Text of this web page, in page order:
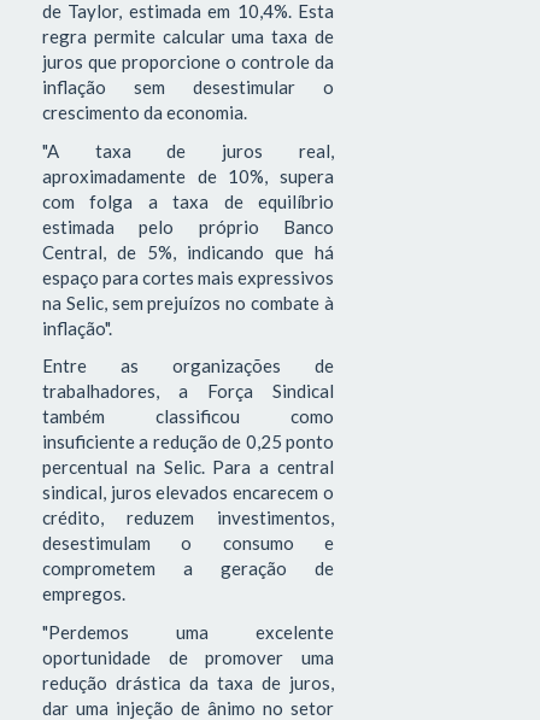
de Taylor, estimada em 10,4%. Esta
regra permite calcular uma taxa de
juros que proporcione o controle da
inflação sem desestimular o
crescimento da economia.
"A taxa de juros real,
aproximadamente de 10%, supera
com folga a taxa de equilíbrio
estimada pelo próprio Banco
Central, de 5%, indicando que há
espaço para cortes mais expressivos
na Selic, sem prejuízos no combate à
inflação".
Entre as organizações de
trabalhadores, a Força Sindical
também classificou como
insuficiente a redução de 0,25 ponto
percentual na Selic. Para a central
sindical, juros elevados encarecem o
crédito, reduzem investimentos,
desestimulam o consumo e
comprometem a geração de
empregos.
"Perdemos uma excelente
oportunidade de promover uma
redução drástica da taxa de juros,
dar uma injeção de ânimo no setor